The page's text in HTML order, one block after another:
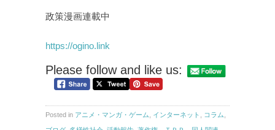
政策漫画連載中
https://ogino.link
Please follow and like us:
Posted in アニメ・マンガ・ゲーム インターネット コラム